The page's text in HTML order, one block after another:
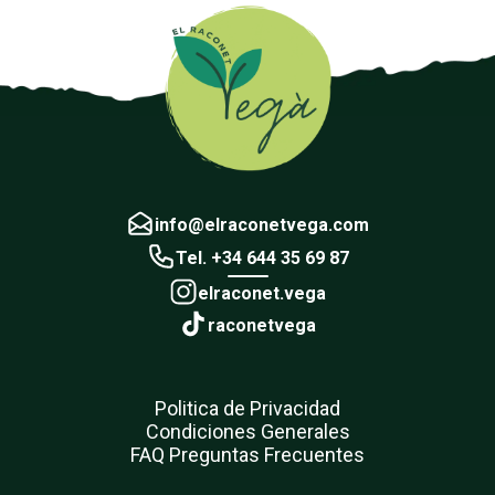
info@elraconetvega.com
Tel. +34 644 35 69 87
elraconet.vega
raconetvega
Politica de Privacidad
Condiciones Generales
FAQ Preguntas Frecuentes